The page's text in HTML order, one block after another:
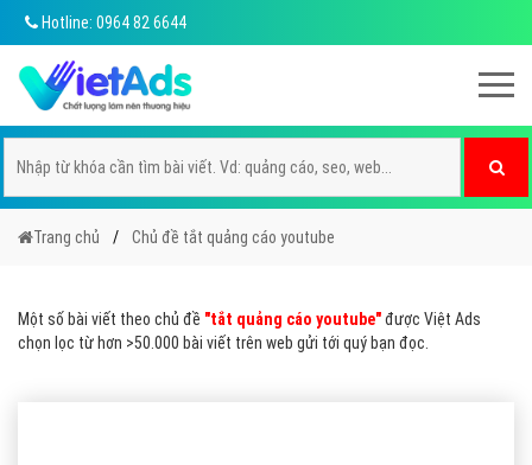
Hotline: 0964 82 6644
Trang chủ Chủ đề tắt quảng cáo youtube
Một số bài viết theo chủ đề "tắt quảng cáo youtube"được Việt Ads
chọn lọc từ hơn >50.000 bài viết trên web gửi tới quý bạn đọc.